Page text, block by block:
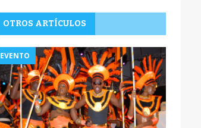
OTROS ARTÍCULOS
EVENTO